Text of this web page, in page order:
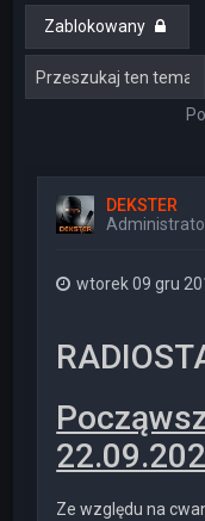
Zablokowany
DEKSTER
wtorek 09 gru
Ze względu na